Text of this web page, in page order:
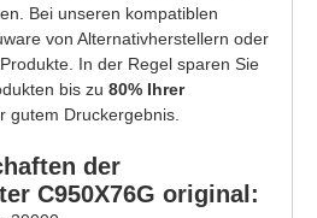
Bei unseren kompatiblen
von Alternativherstellern oder
In der Regel sparen Sie
bis zu 80% Ihrer
gutem Druckergebnis.
der
C950X76G original: